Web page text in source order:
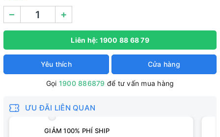
– +
Liên hệ: 1900 88 68 79
Yêu thích Cửa hàng
Gọi 1900 886879 để tư vấn mua hàng
ƯU ĐÃI LIÊN QUAN
GIẢM 100% PHÍ SHIP